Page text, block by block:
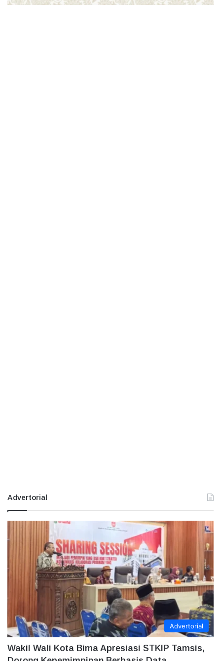
Advertorial
Advertorial
Wakil Wali Kota Bima Apresiasi STKIP Tamsis,